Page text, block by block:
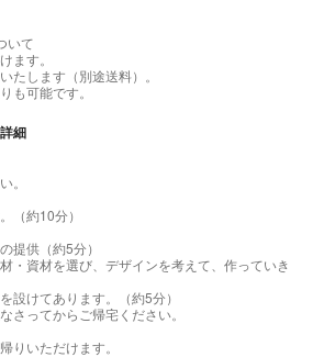
いて
ます。
たします（別途送料）。
も可能です。
細
。
（約10分）
提供（約5分）
・資材を選び、デザインを考えて、作っていき
設けてあります。（約5分）
さってからご帰宅ください。
りいただけます。